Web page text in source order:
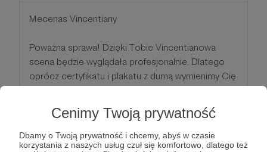
Cenimy Twoją prywatność
Dbamy o Twoją prywatność i chcemy, abyś w czasie
korzystania z naszych usług czuł się komfortowo, dlatego też
Mecenas Vincentiany
Poważna sprawa! Dzięki Tobie Vincentianowa
scena będzie wyglądała profesjonalnie. Dlatego
oprócz certyfikatu i plakatu z dumą wymienimy Cię
że jesteś z nami.